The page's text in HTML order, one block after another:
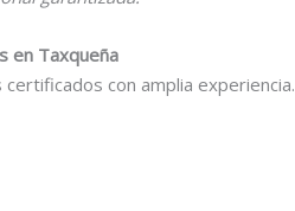
en Taxqueña
con amplia experiencia.